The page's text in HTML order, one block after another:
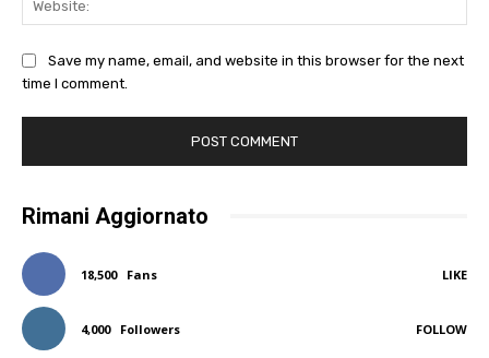
Save my name, email, and website in this browser for the next
time I comment.
Rimani Aggiornato
18,500 Fans LIKE
4,000 Followers FOLLOW